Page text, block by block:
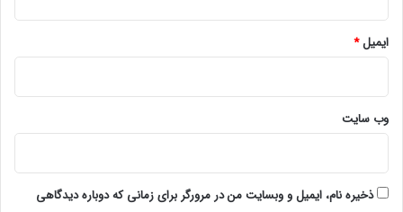
ایمیل*
وب‌ سایت
ذخیره نام، ایمیل و وبسایت من در مرورگر برای زمانی که دوباره دیدگاهی